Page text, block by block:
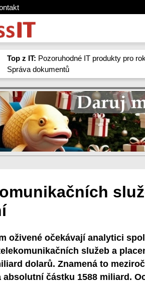
Top z IT: Pozoruhodné IT produkty pro
Správa dokumentů
oživené očekávají analytici
služeb a
dolarů. Znamená to
absolutní částku 1588 miliard.